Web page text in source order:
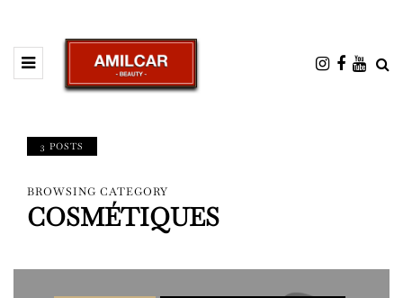
3 POSTS
BROWSING CATEGORY
COSMÉTIQUES